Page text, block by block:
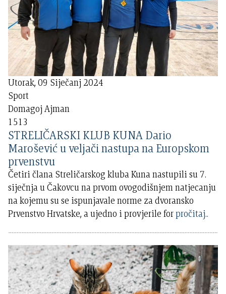
Utorak, 09 Siječanj 2024
Sport
Domagoj Ajman
1513
STRELIČARSKI KLUB KUNA Dario
Marošević u veljači nastupa na Europskom
prvenstvu
Četiri člana Streličarskog kluba Kuna nastupili su 7.
siječnja u Čakovcu na prvom ovogodišnjem natjecanju
na kojemu su se ispunjavale norme za dvoransko
Prvenstvo Hrvatske, a ujedno i provjerile forpročitaj..